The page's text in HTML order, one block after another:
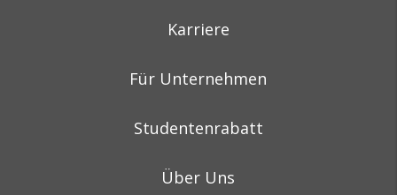
Karriere
Für Unternehmen
Studentenrabatt
Über Uns